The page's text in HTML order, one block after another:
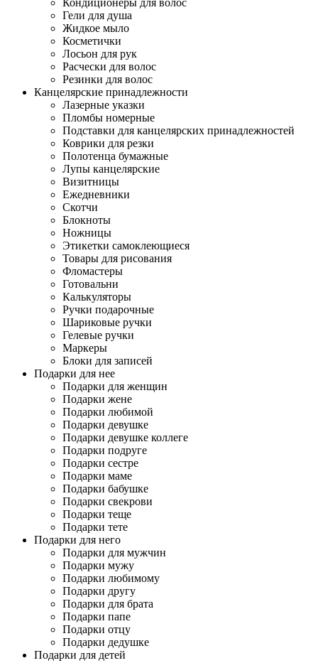
Кондиционеры для волос
Гели для душа
Жидкое мыло
Косметички
Лосьон для рук
Расчески для волос
Резинки для волос
Канцелярские принадлежности
Лазерные указки
Пломбы номерные
Подставки для канцелярских принадлежностей
Коврики для резки
Полотенца бумажные
Лупы канцелярские
Визитницы
Ежедневники
Скотчи
Блокноты
Ножницы
Этикетки самоклеющиеся
Товары для рисования
Фломастеры
Готовальни
Калькуляторы
Ручки подарочные
Шариковые ручки
Гелевые ручки
Маркеры
Блоки для записей
Подарки для нее
Подарки для женщин
Подарки жене
Подарки любимой
Подарки девушке
Подарки девушке коллеге
Подарки подруге
Подарки сестре
Подарки маме
Подарки бабушке
Подарки свекрови
Подарки теще
Подарки тете
Подарки для него
Подарки для мужчин
Подарки мужу
Подарки любимому
Подарки другу
Подарки для брата
Подарки папе
Подарки отцу
Подарки дедушке
Подарки для детей